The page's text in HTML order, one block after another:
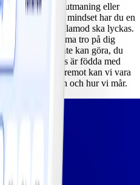
står inför en utmaning eller
ett dynamiskt mindset har du en
och tålamod ska lyckas.
har du inte samma tro på dig
vet vad du inte kan göra, du
ingen av oss är födda med
mindset, däremot kan vi vara
på situation och hur vi mår.